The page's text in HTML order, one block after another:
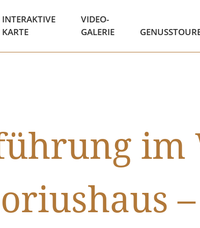
INTERAKTIVE
KARTE
VIDEO-
GALERIE
im